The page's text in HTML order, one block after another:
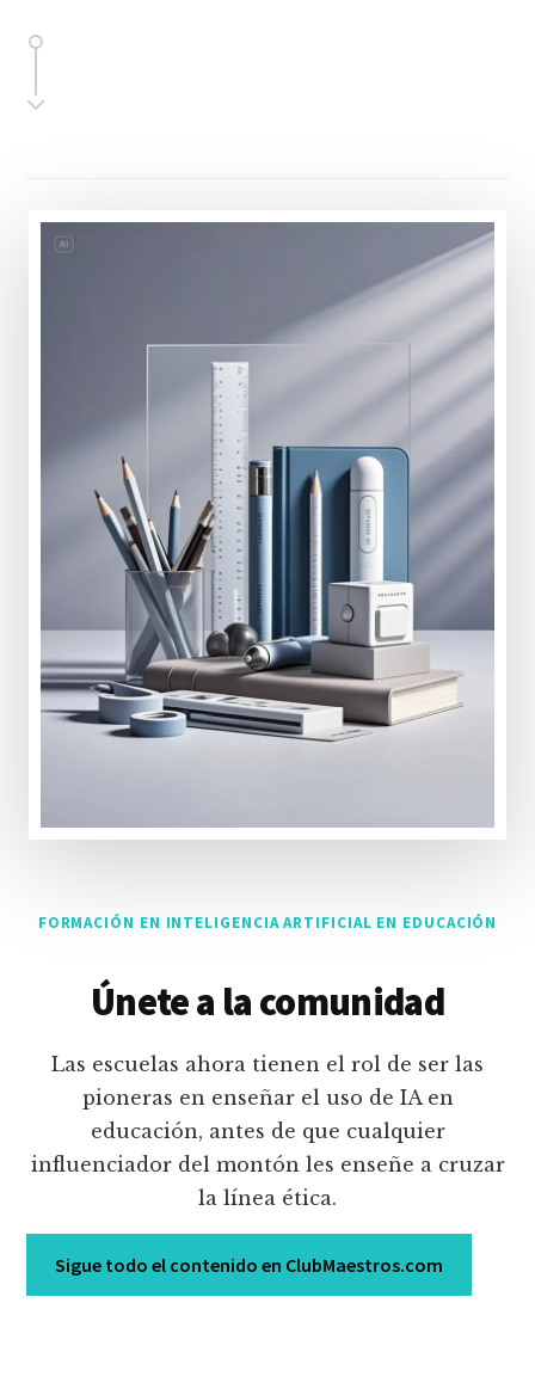
FORMACIÓN EN INTELIGENCIA ARTIFICIAL EN EDUCACIÓN
Únete a la comunidad
Las escuelas ahora tienen el rol de ser las
pioneras en enseñar el uso de IA en
educación, antes de que cualquier
influenciador del montón les enseñe a cruzar
la línea ética.
Sigue todo el contenido en ClubMaestros.com